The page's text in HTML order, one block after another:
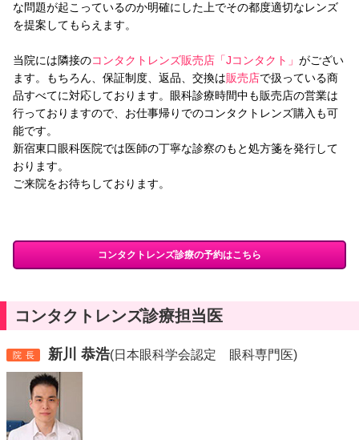
な問題が起こっているのか明確にした上でその都度適切なレンズ
を提案してもらえます。
当院には隣接のコンタクトレンズ販売店「Jコンタクト」 がござい
ます。もちろん、保証制度、返品、交換は販売店で扱っている商
品すべてに対応しております。眼科診療時間中も販売店の営業は
行っておりますので、お仕事帰りでのコンタクトレンズ購入も可
能です。
新宿東口眼科医院では医師の丁寧な診察のもと処方箋を発行して
おります。
ご来院をお待ちしております。
コンタクトレンズ診療の予約はこちら
コンタクトレンズ診療担当医
院長 新川 恭浩(日本眼科学会認定 眼科専門医)